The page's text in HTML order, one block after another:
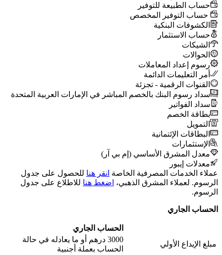
حساب الطبيعة للتوفير
حساب التوفير المخصص
الكشوفات البنكية
حساب الاستثمار
الشيكات
الحوالات
رسوم إعداد المعاملات
أمر التعليمات الدائمة
القنوات الرقمية - تجزئة
سداد رسوم البنك بالخصم المباشر في الإمارات العربية المتحدة
سداد الفواتير
بطاقة الخصم
التمويل
البطاقات الإئتمانية
الإستثمارات
معدل المشرق الأساسي (إم بي آر)
معدلات إيبور
عملاء الخدمات المصرفية الخاصةانقر هناللحصول على جدول
الرسوم. لعملاء المشرق الذهبي،اضغط هناللاطلاع على جدول
الرسوم.
الحساب الجاري
الحساب الجاري
مبلغ الإيداع الأولي
3000 درهم أو ما يعادله في حالة
الحساب بعملة أجنبية